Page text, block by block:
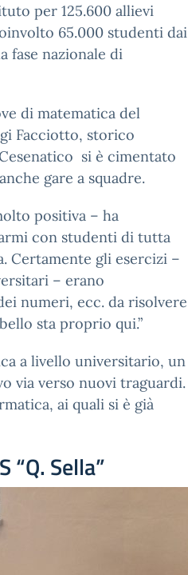
per 125.600 allievi
65.000 studenti dai
fase nazionale di
di matematica del
Facciotto, storico
si è cimentato
gare a squadre.
positiva – ha
con studenti di tutta
Certamente gli esercizi –
– erano
numeri, ecc. da risolvere
sta proprio qui.”
a livello universitario, un
via verso nuovi traguardi.
ai quali si è già
“Q. Sella”